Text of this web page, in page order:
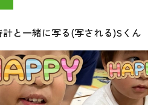
と一緒に写る(写される)Sくん